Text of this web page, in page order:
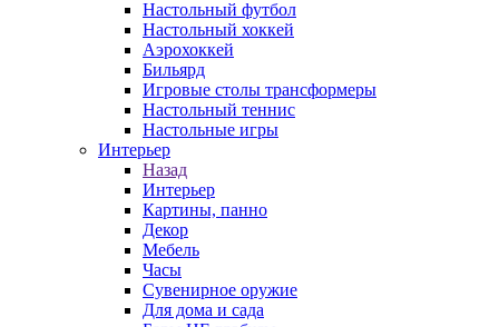
Настольный футбол
Настольный хоккей
Аэрохоккей
Бильярд
Игровые столы трансформеры
Настольный теннис
Настольные игры
Интерьер
Назад
Интерьер
Картины, панно
Декор
Мебель
Часы
Сувенирное оружие
Для дома и сада